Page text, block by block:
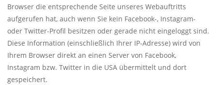
Browser die entsprechende Seite unseres Webauftritts
aufgerufen hat, auch wenn Sie kein Facebook-, Instagram-
oder Twitter-Profil besitzen oder gerade nicht eingeloggt sind.
Diese Information (einschließlich Ihrer IP-Adresse) wird von
Ihrem Browser direkt an einen Server von Facebook,
Instagram bzw. Twitter in die USA übermittelt und dort
gespeichert.